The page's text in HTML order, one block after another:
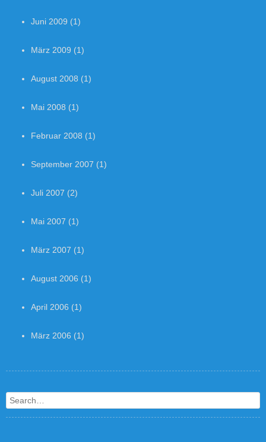
Juni 2009 (1)
März 2009 (1)
August 2008 (1)
Mai 2008 (1)
Februar 2008 (1)
September 2007 (1)
Juli 2007 (2)
Mai 2007 (1)
März 2007 (1)
August 2006 (1)
April 2006 (1)
März 2006 (1)
Search